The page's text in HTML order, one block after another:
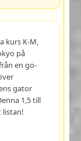
kurs K-M,
på
en go-
gator
1,5 till
listan!